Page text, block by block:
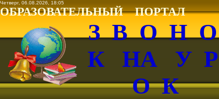
Четверг, 06.08.2026, 18:05
ОБРАЗОВАТЕЛЬНЫЙ ПОРТАЛ
З В О Н
К НА У
О К